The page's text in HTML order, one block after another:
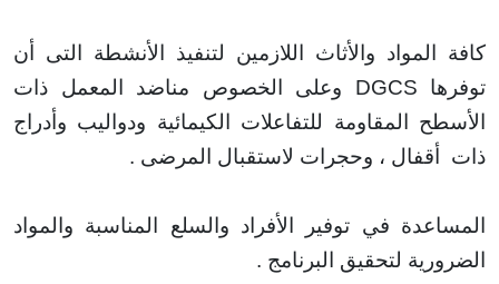
والأثاث اللازمين لتنفيذ الأنشطة التى أن
DGCSوعلى الخصوص مناضد المعمل ذات
المقاومة للتفاعلات الكيمائية ودواليب وأدراج
أقفال ، وحجرات لاستقبال المرضى .
في توفير الأفراد والسلع المناسبة والمواد
لتحقيق البرنامج .